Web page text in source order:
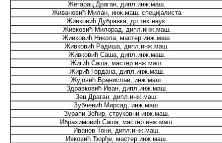
Жегарац Драган, дипл.инж.маш.
Живановић Милан, инж.маш. специјалиста
Живковић Дубравка, др.тех.наук.
Живковић Милорад, дипл.инж.маш.
Живковић Никола, мастер инж.маш.
Живковић Радиша, дипл.инж.маш.
Живковић Саша, дипл.инж.маш.
Жигић Саша, мастер инж.маш.
Жирић Гордана, дипл.инж.маш.
Жујовић Бранислав, инж.маш.
Здравковић Иван, дипл.инж.маш.
Зец Драган, дипл.инж.маш.
Зубчевић Мирсад, инж.маш.
Зурапи Зећир, струковни инж.маш.
Ибрахимовић Саша, мастер инж.маш.
Иванов Тони, дипл.инж.маш.
Ивковић Ђорђе, мастер инж.маш.